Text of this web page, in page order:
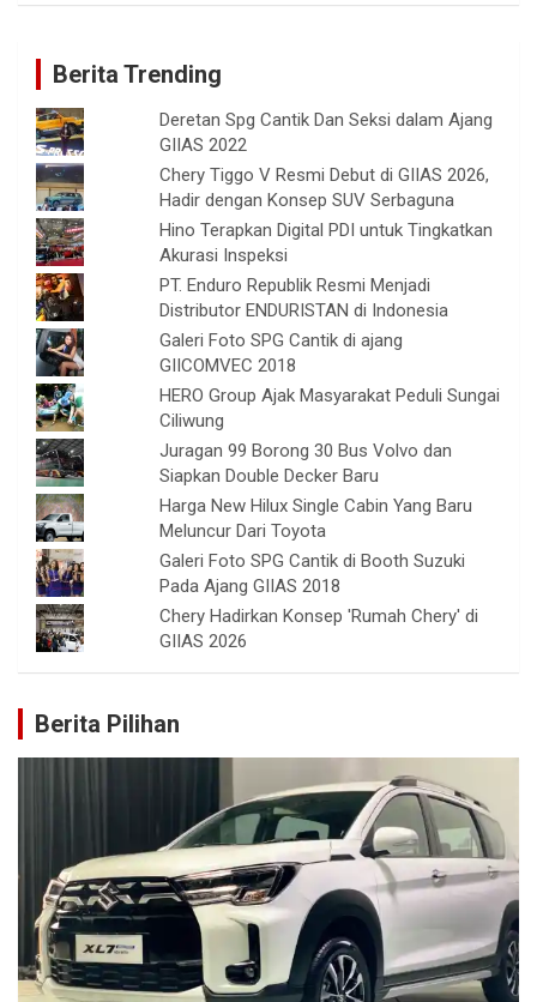
Berita Trending
Deretan Spg Cantik Dan Seksi dalam Ajang
GIIAS 2022
Chery Tiggo V Resmi Debut di GIIAS 2026,
Hadir dengan Konsep SUV Serbaguna
Hino Terapkan Digital PDI untuk Tingkatkan
Akurasi Inspeksi
PT. Enduro Republik Resmi Menjadi
Distributor ENDURISTAN di Indonesia
Galeri Foto SPG Cantik di ajang
GIICOMVEC 2018
HERO Group Ajak Masyarakat Peduli Sungai
Ciliwung
Juragan 99 Borong 30 Bus Volvo dan
Siapkan Double Decker Baru
Harga New Hilux Single Cabin Yang Baru
Meluncur Dari Toyota
Galeri Foto SPG Cantik di Booth Suzuki
Pada Ajang GIIAS 2018
Chery Hadirkan Konsep 'Rumah Chery' di
GIIAS 2026
Berita Pilihan